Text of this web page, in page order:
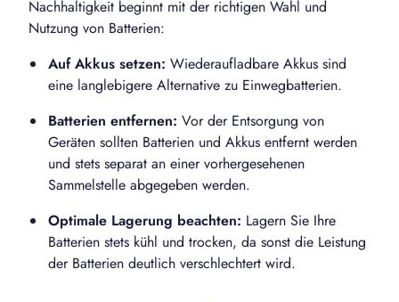
Nachhaltigkeit beginnt mit der richtigen Wahl und
Nutzung von Batterien:
Auf Akkus setzen: Wiederaufladbare Akkus sind
eine langlebigere Alternative zu Einwegbatterien.
Batterien entfernen: Vor der Entsorgung von
Geräten sollten Batterien und Akkus entfernt werden
und stets separat an einer vorhergesehenen
Sammelstelle abgegeben werden.
Optimale Lagerung beachten: Lagern Sie Ihre
Batterien stets kühl und trocken, da sonst die Leistung
der Batterien deutlich verschlechtert wird.